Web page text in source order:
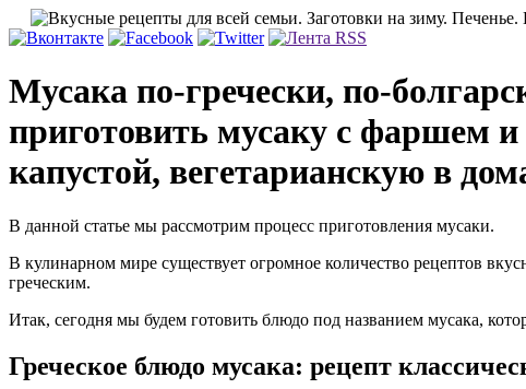
Мусака по-гречески, по-
приготовить мусаку с фаршем
капустой, вегетарианскую в
В данной статье мы рассмотрим процесс приготовления мусаки.
В кулинарном мире существует огромное количество рецептов
греческим.
Итак, сегодня мы будем готовить блюдо под названием мусака,
Греческое блюдо мусака: рецепт